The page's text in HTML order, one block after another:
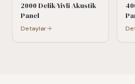
2000 Delik-Yivli Akustik
Panel
Detaylar